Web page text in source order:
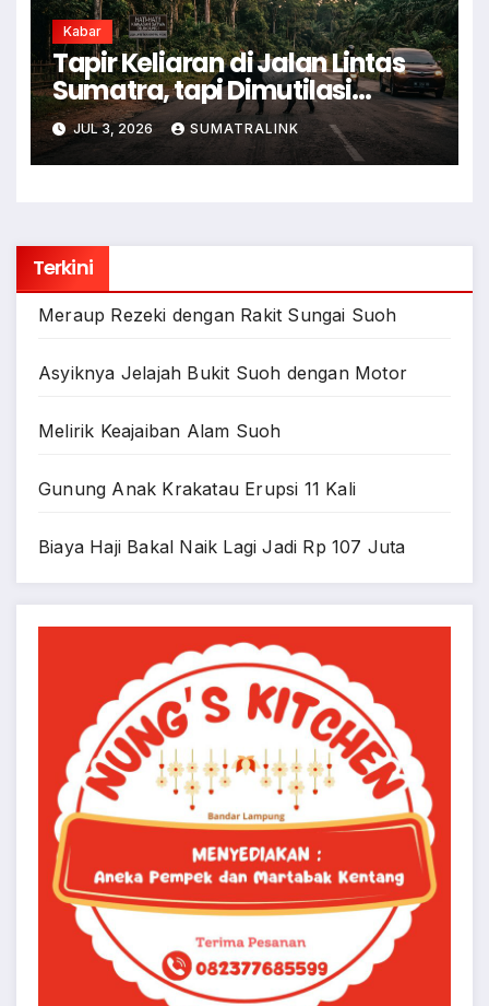
Kabar
Tapir Keliaran di Jalan Lintas
Sumatra, tapi Dimutilasi
Warga
JUL 3, 2026 SUMATRALINK
Terkini
Meraup Rezeki dengan Rakit Sungai Suoh
Asyiknya Jelajah Bukit Suoh dengan Motor
Melirik Keajaiban Alam Suoh
Gunung Anak Krakatau Erupsi 11 Kali
Biaya Haji Bakal Naik Lagi Jadi Rp 107 Juta